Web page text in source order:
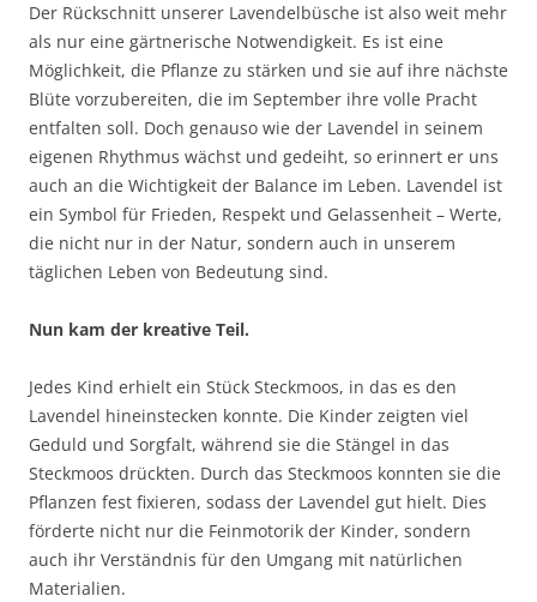
Der Rückschnitt unserer Lavendelbüsche ist also weit mehr
als nur eine gärtnerische Notwendigkeit. Es ist eine
Möglichkeit, die Pflanze zu stärken und sie auf ihre nächste
Blüte vorzubereiten, die im September ihre volle Pracht
entfalten soll. Doch genauso wie der Lavendel in seinem
eigenen Rhythmus wächst und gedeiht, so erinnert er uns
auch an die Wichtigkeit der Balance im Leben. Lavendel ist
ein Symbol für Frieden, Respekt und Gelassenheit – Werte,
die nicht nur in der Natur, sondern auch in unserem
täglichen Leben von Bedeutung sind.
Nun kam der kreative Teil.
Jedes Kind erhielt ein Stück Steckmoos, in das es den
Lavendel hineinstecken konnte. Die Kinder zeigten viel
Geduld und Sorgfalt, während sie die Stängel in das
Steckmoos drückten. Durch das Steckmoos konnten sie die
Pflanzen fest fixieren, sodass der Lavendel gut hielt. Dies
förderte nicht nur die Feinmotorik der Kinder, sondern
auch ihr Verständnis für den Umgang mit natürlichen
Materialien.